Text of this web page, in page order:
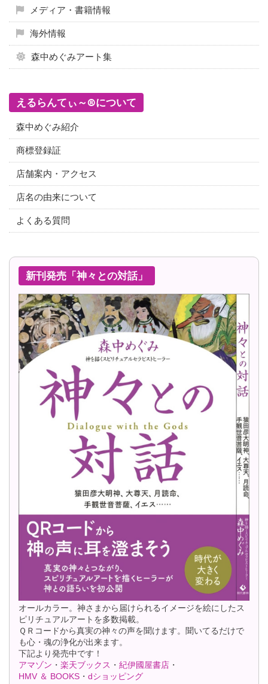
メディア・書籍情報
海外情報
森中めぐみアート集
えるらんてぃ～®について
森中めぐみ紹介
商標登録証
店舗案内・アクセス
店名の由来について
よくある質問
新刊発売「神々との対話」
オールカラー。神さまから届けられるイメージを絵にしたス
ピリチュアルアートを多数掲載。
ＱＲコードから真実の神々の声を聞けます。聞いてるだけで
も心・魂の浄化が出来ます。
下記より発売中です！
アマゾン ・ 楽天ブックス ・ 紀伊國屋書店 ・
HMV ＆ BOOKS ・ dショッピング